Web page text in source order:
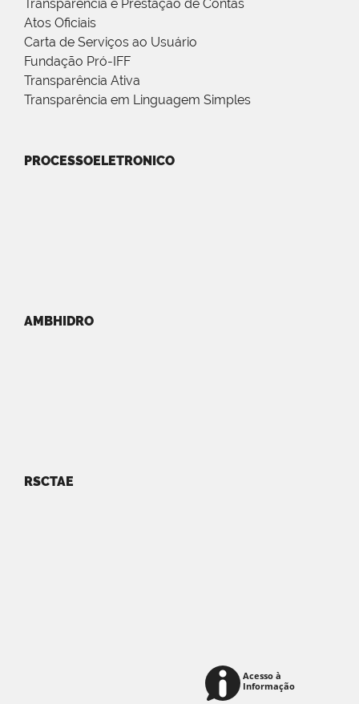
Transparência e Prestação de Contas
Atos Oficiais
Carta de Serviços ao Usuário
Fundação Pró-IFF
Transparência Ativa
Transparência em Linguagem Simples
PROCESSOELETRONICO
AMBHIDRO
RSCTAE